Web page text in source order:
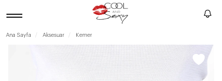
Ana Sayfa Aksesuar Kemer